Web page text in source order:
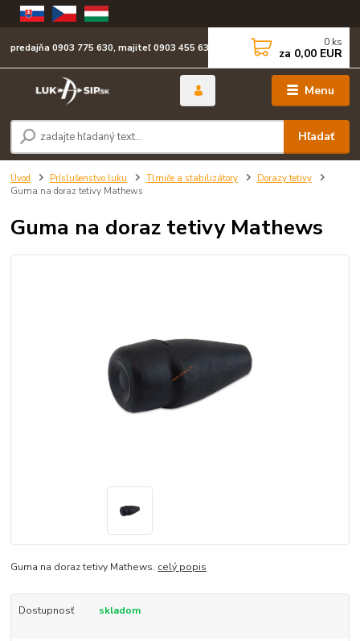
Menu
Hľadať
predajňa 0903 775 630, majiteľ 0903 455 630 0 ks
za 0,00 EUR
Úvod Príslušenstvo luku Tlmiče a stabilizátory
Dorazy tetivy
Guma na doraz tetivy Mathews
Guma na doraz tetivy Mathews
Guma na doraz tetivy Mathews. celý popis
Dostupnosť skladom